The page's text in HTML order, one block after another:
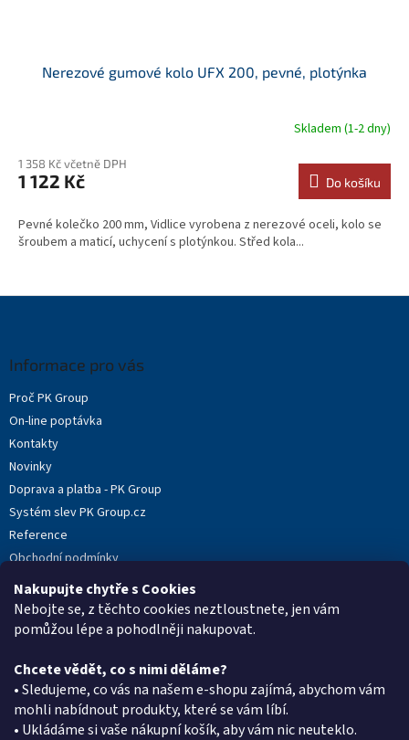
Nakupujte chytře s Cookies
Nebojte se, z těchto cookies neztloustnete, jen vám
pomůžou lépe a pohodlněji nakupovat.
Chcete vědět, co s nimi děláme?
• Sledujeme, co vás na našem e-shopu zajímá, abychom vám
mohli nabídnout produkty, které se vám líbí.
• Ukládáme si vaše nákupní košík, aby vám nic neuteklo.
Nerezové gumové kolo UFX 200, pevné, plotýnka
Skladem (1-2 dny)
1 358 Kč včetně DPH
1 122 Kč Do košíku
Pevné kolečko 200 mm, Vidlice vyrobena z nerezové oceli, kolo se
šroubem a maticí, uchycení s plotýnkou. Střed kola...
Informace pro vás
Proč PK Group
On-line poptávka
Kontakty
Novinky
Doprava a platba - PK Group
Systém slev PK Group.cz
Reference
Obchodní podmínky
Podmínky ochrany osobních údajů
Reklamační protokol
Kontakt
eshop@pkgroup.cz